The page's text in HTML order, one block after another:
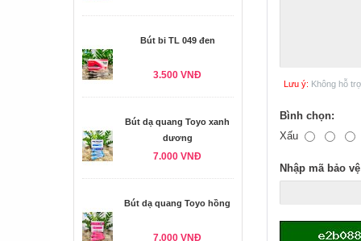
Bút bi TL 049 đen
3.500 VNĐ
Bút dạ quang Toyo xanh
dương
7.000 VNĐ
Bút dạ quang Toyo hồng
7.000 VNĐ
Lưu ý: Không hỗ
Bình chọn:
Xấu
Nhập mã bảo